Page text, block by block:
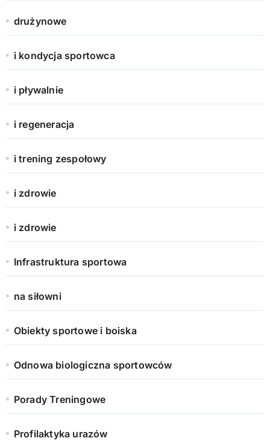
drużynowe
i kondycja sportowca
i pływalnie
i regeneracja
i trening zespołowy
i zdrowie
i zdrowie
Infrastruktura sportowa
na siłowni
Obiekty sportowe i boiska
Odnowa biologiczna sportowców
Porady Treningowe
Profilaktyka urazów